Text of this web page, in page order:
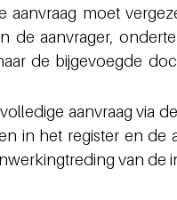
aanvraag moet
de aanvrager,
de bijgevoegde
aanvraag via
in het register en de
van de